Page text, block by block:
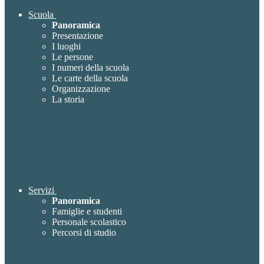
Scuola
Panoramica
Presentazione
I luoghi
Le persone
I numeri della scuola
Le carte della scuola
Organizzazione
La storia
Servizi
Panoramica
Famiglie e studenti
Personale scolastico
Percorsi di studio